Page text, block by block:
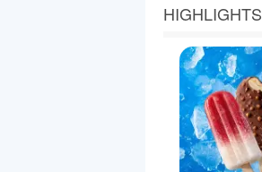
HIGHLIGHTS